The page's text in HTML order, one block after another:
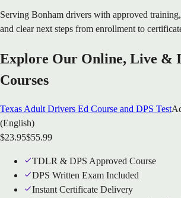
Serving Bonham drivers with approved
and clear next steps from enrollment to
Explore Our Online, Live &
Courses
Texas Adult Drivers Ed Course and DPS Test
(English)
$23.95$55.99
TDLR & DPS Approved Course
DPS Written Exam Included
Instant Certificate Delivery